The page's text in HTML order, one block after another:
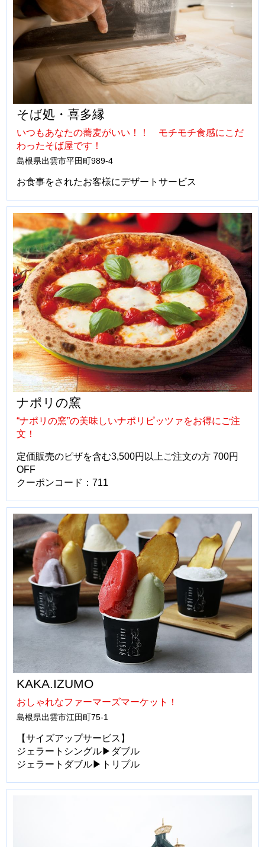
そば処・喜多縁
いつもあなたの蕎麦がいい！！ モチモチ食感にこだ
わったそば屋です！
島根県出雲市平田町989-4
お食事をされたお客様にデザートサービス
ナポリの窯
“ナポリの窯”の美味しいナポリピッツァをお得にご注
文！
定価販売のピザを含む3,500円以上ご注文の方 700円
OFF
クーポンコード：711
KAKA.IZUMO
おしゃれなファーマーズマーケット！
島根県出雲市江田町75-1
【サイズアップサービス】
ジェラートシングル▶ダブル
ジェラートダブル▶トリプル